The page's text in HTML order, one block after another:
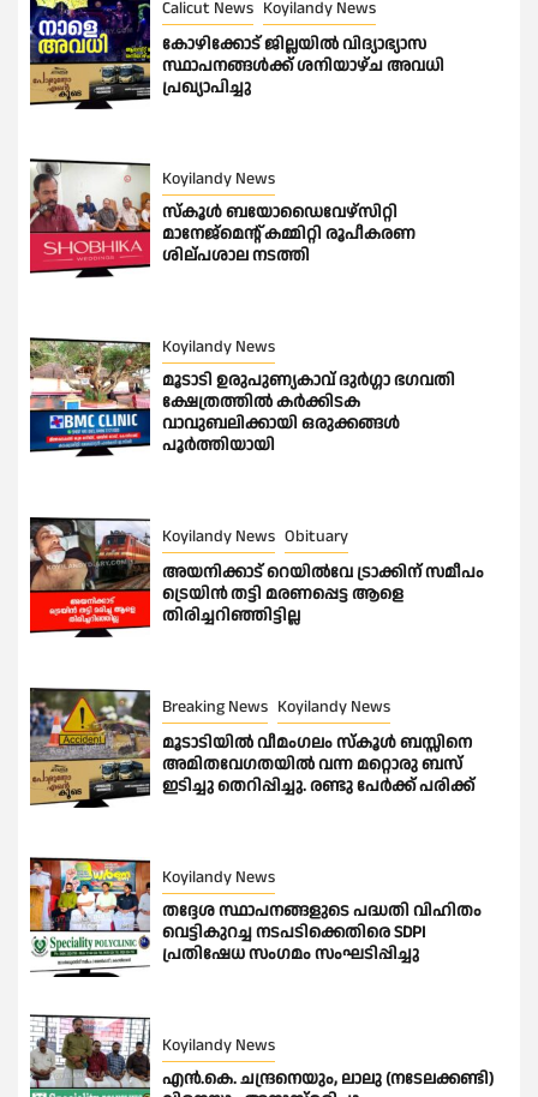
Calicut News Koyilandy News
കോഴിക്കോട് ജില്ലയിൽ വിദ്യാഭ്യാസ
സ്ഥാപനങ്ങൾക്ക് ശനിയാഴ്ച അവധി
പ്രഖ്യാപിച്ചു
Koyilandy News
സ്കൂൾ ബയോഡൈവേഴ്സിറ്റി
മാനേജ്മെന്റ് കമ്മിറ്റി രൂപീകരണ
ശില്പശാല നടത്തി
Koyilandy News
മൂടാടി ഉരുപുണ്യകാവ് ദുർഗ്ഗാ ഭഗവതി
ക്ഷേത്രത്തിൽ കർക്കിടക
വാവുബലിക്കായി ഒരുക്കങ്ങൾ
പൂർത്തിയായി
Koyilandy News Obituary
അയനിക്കാട് റെയിൽവേ ട്രാക്കിന് സമീപം
ട്രെയിൻ തട്ടി മരണപ്പെട്ട ആളെ
തിരിച്ചറിഞ്ഞിട്ടില്ല
Breaking News Koyilandy News
മൂടാടിയിൽ വീമംഗലം സ്കൂൾ ബസ്സിനെ
അമിതവേഗതയിൽ വന്ന മറ്റൊരു ബസ്
ഇടിച്ചു തെറിപ്പിച്ചു. രണ്ടു പേർക്ക് പരിക്ക്
Koyilandy News
തദ്ദേശ സ്ഥാപനങ്ങളുടെ പദ്ധതി വിഹിതം
വെട്ടികുറച്ച നടപടിക്കെതിരെ SDPI
പ്രതിഷേധ സംഗമം സംഘടിപ്പിച്ചു
Koyilandy News
എൻ.കെ. ചന്ദ്രനെയും, ലാലു (നടേലക്കണ്ടി)